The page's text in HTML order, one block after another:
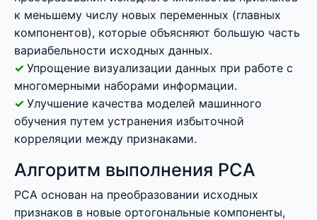
к меньшему числу новых переменных (главных
компонентов), которые объясняют большую часть
вариабельности исходных данных.
Упрощение визуализации данных при работе с
многомерными наборами информации.
Улучшение качества моделей машинного
обучения путем устранения избыточной
корреляции между признаками.
Алгоритм выполнения PCA
PCA основан на преобразовании исходных
признаков в новые ортогональные компоненты,